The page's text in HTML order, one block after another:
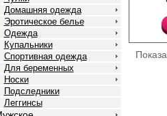
Домашняя одежда
Эротическое белье
Одежда
Купальники
Спортивная одежда
Для беременных
Носки
Подследники
Леггинсы
талии, внутренняя
по поясу и в виде
швы только по
Полиамид 82%